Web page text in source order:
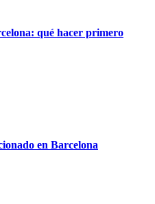
qué hacer primero
en Barcelona